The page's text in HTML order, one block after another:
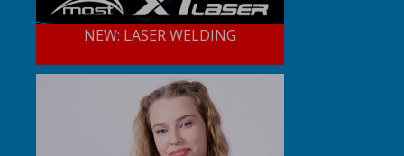
NEW: LASER WELDING